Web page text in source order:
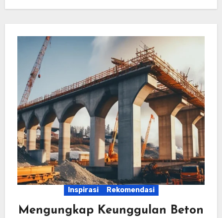
Inspirasi Rekomendasi
Mengungkap Keunggulan Beton